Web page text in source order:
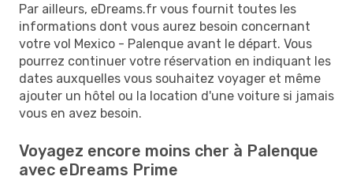
Par ailleurs, eDreams.fr vous fournit toutes les
informations dont vous aurez besoin concernant
votre vol Mexico - Palenque avant le départ. Vous
pourrez continuer votre réservation en indiquant les
dates auxquelles vous souhaitez voyager et même
ajouter un hôtel ou la location d'une voiture si jamais
vous en avez besoin.
Voyagez encore moins cher à Palenque
avec eDreams Prime